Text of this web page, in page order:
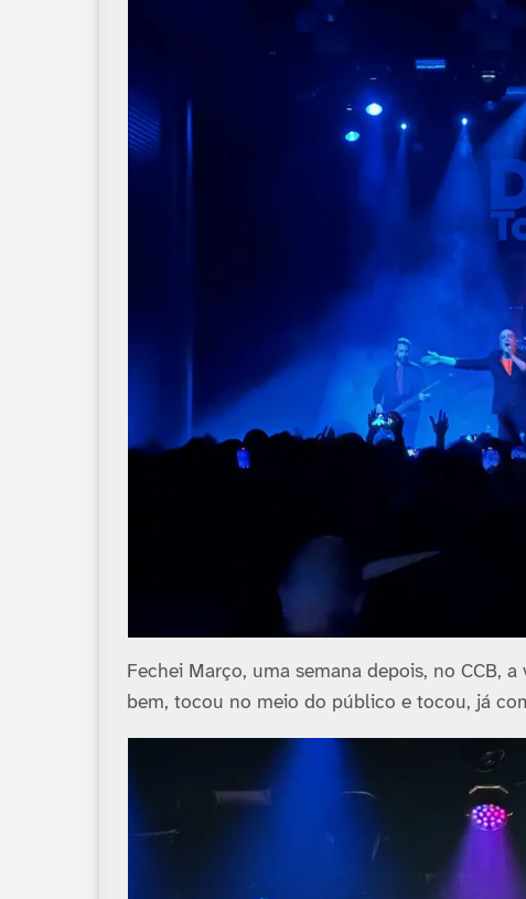
Fechei Março, uma semana depois, no CCB,
bem, tocou no meio do público e tocou, já